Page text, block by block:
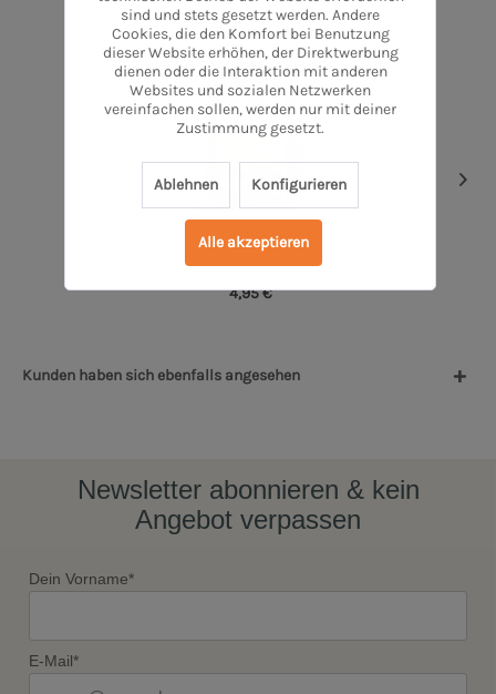
Edelbitter Salz Mandel Kakaogehalt 70%
4,95 €
Kunden haben sich ebenfalls angesehen
Newsletter abonnieren & kein
Angebot verpassen
Dein Vorname*
E-Mail*
sind und stets gesetzt werden. Andere
Cookies, die den Komfort bei Benutzung
dieser Website erhöhen, der Direktwerbung
dienen oder die Interaktion mit anderen
Websites und sozialen Netzwerken
vereinfachen sollen, werden nur mit deiner
Zustimmung gesetzt.
Ablehnen Konfigurieren
Alle akzeptieren